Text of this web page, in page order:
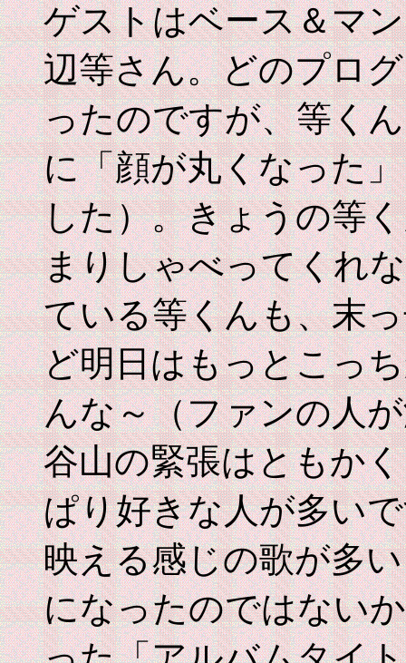
ゲストはベース＆マ
辺等さん。どのプロ
ったのですが、等く
に「顔が丸くなった
した）。きょうの等
まりしゃべってくれ
ている等くんも、末
ど明日はもっとこっ
んな～（ファンの人
谷山の緊張はともか
ぱり好きな人が多い
映える感じの歌が多
になったのではない